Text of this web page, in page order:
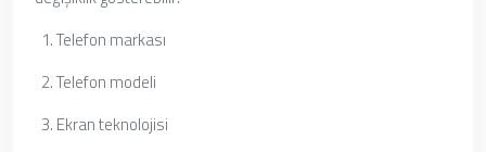
Telefon markası
Telefon modeli
Ekran teknolojisi